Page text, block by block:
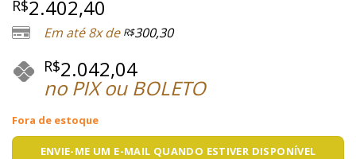
R$2.402,40
Em até 8x de R$300,30
R$2.042,04
no PIX ou BOLETO
Fora de estoque
ENVIE-ME UM E-MAIL QUANDO ESTIVER DISPONÍVEL